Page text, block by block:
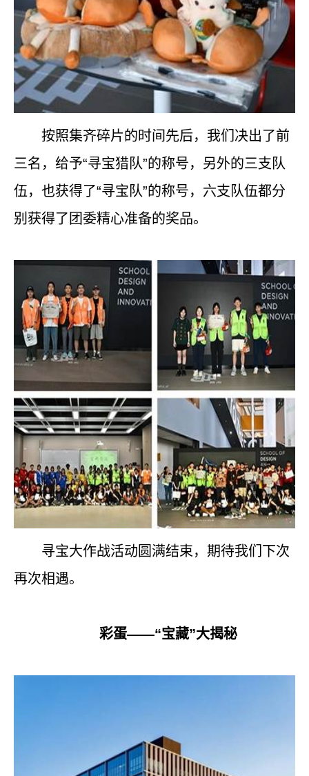
按照集齐碎片的时间先后，我们决出了前
三名，给予“寻宝猎队”的称号，另外的三支队
伍，也获得了“寻宝队”的称号，六支队伍都分
别获得了团委精心准备的奖品。
寻宝大作战活动圆满结束，期待我们下次
再次相遇。
彩蛋——“宝藏”大揭秘